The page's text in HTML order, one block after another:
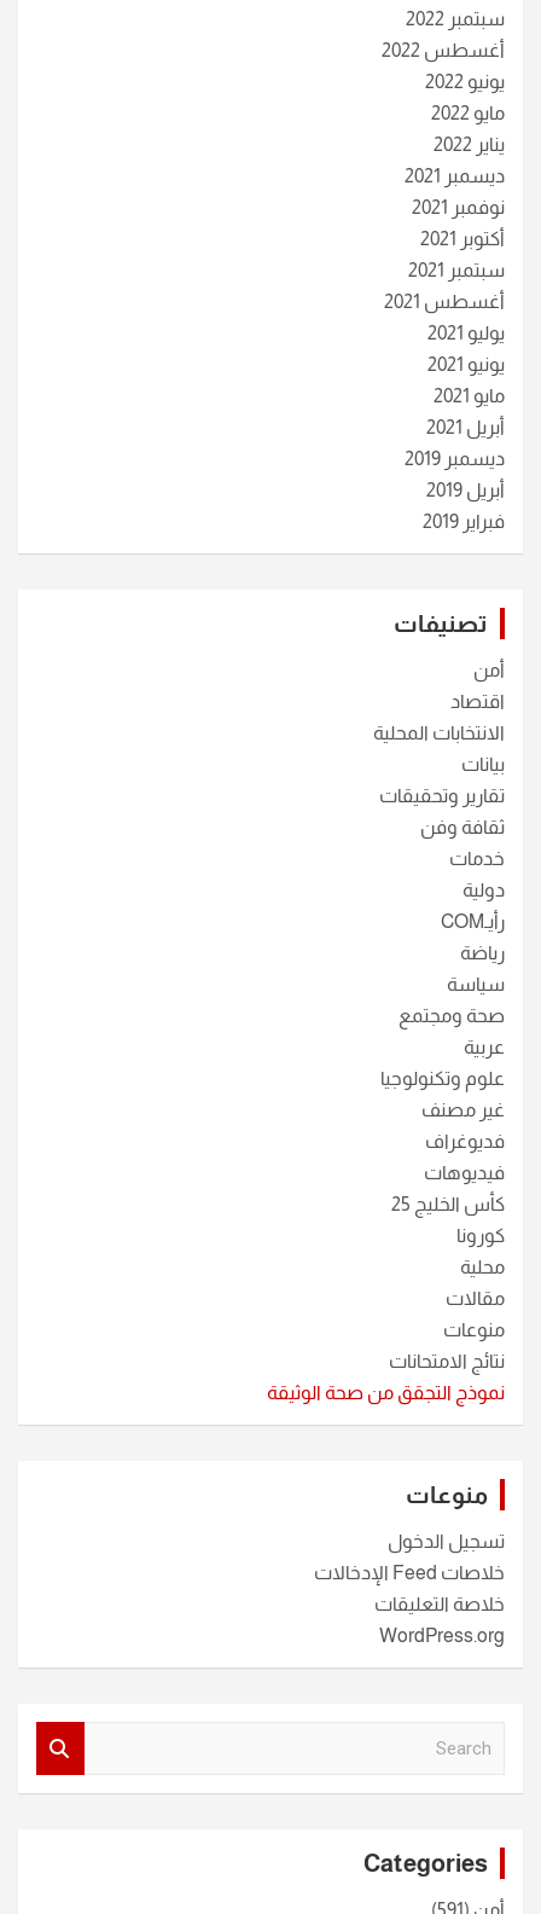
سبتمبر 2022
أغسطس 2022
يونيو 2022
مايو 2022
يناير 2022
ديسمبر 2021
نوفمبر 2021
أكتوبر 2021
سبتمبر 2021
أغسطس 2021
يوليو 2021
يونيو 2021
مايو 2021
أبريل 2021
ديسمبر 2019
أبريل 2019
فبراير 2019
تصنيفات
أمن
اقتصاد
الانتخابات المحلية
بيانات
تقارير وتحقيقات
ثقافة وفن
خدمات
دولية
رأيـCOM
رياضة
سياسة
صحة ومجتمع
عربية
علوم وتكنولوجيا
غير مصنف
فديوغراف
فيديوهات
كأس الخليج 25
كورونا
محلية
مقالات
منوعات
نتائج الامتحانات
نموذج التجقق من صحة الوثيقة
منوعات
تسجيل الدخول
خلاصات Feed الإدخالات
خلاصة التعليقات
WordPress.org
Categories
أمن (591)